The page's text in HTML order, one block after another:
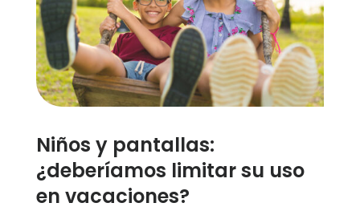
Niños y pantallas:
¿deberíamos limitar su uso
en vacaciones?